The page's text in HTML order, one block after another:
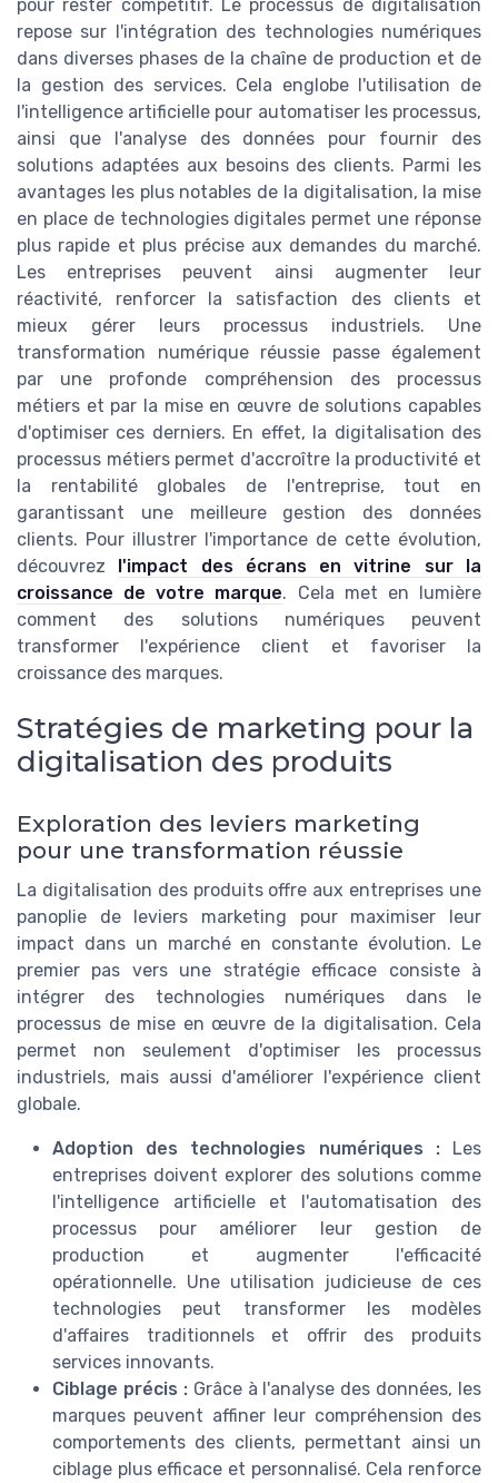
pour rester compétitif. Le processus de digitalisation
repose sur l'intégration des technologies numériques
dans diverses phases de la chaîne de production et de
la gestion des services. Cela englobe l'utilisation de
l'intelligence artificielle pour automatiser les processus,
ainsi que l'analyse des données pour fournir des
solutions adaptées aux besoins des clients. Parmi les
avantages les plus notables de la digitalisation, la mise
en place de technologies digitales permet une réponse
plus rapide et plus précise aux demandes du marché.
Les entreprises peuvent ainsi augmenter leur
réactivité, renforcer la satisfaction des clients et
mieux gérer leurs processus industriels. Une
transformation numérique réussie passe également
par une profonde compréhension des processus
métiers et par la mise en œuvre de solutions capables
d'optimiser ces derniers. En effet, la digitalisation des
processus métiers permet d'accroître la productivité et
la rentabilité globales de l'entreprise, tout en
garantissant une meilleure gestion des données
clients. Pour illustrer l'importance de cette évolution,
découvrez l'impact des écrans en vitrine sur la
croissance de votre marque. Cela met en lumière
comment des solutions numériques peuvent
transformer l'expérience client et favoriser la
croissance des marques.
Stratégies de marketing pour la
digitalisation des produits
Exploration des leviers marketing
pour une transformation réussie
La digitalisation des produits offre aux entreprises une
panoplie de leviers marketing pour maximiser leur
impact dans un marché en constante évolution. Le
premier pas vers une stratégie efficace consiste à
intégrer des technologies numériques dans le
processus de mise en œuvre de la digitalisation. Cela
permet non seulement d'optimiser les processus
industriels, mais aussi d'améliorer l'expérience client
globale.
Adoption des technologies numériques :Les
entreprises doivent explorer des solutions comme
l'intelligence artificielle et l'automatisation des
processus pour améliorer leur gestion de
production et augmenter l'efficacité
opérationnelle. Une utilisation judicieuse de ces
technologies peut transformer les modèles
d'affaires traditionnels et offrir des produits
services innovants.
Ciblage précis :Grâce à l'analyse des données, les
marques peuvent affiner leur compréhension des
comportements des clients, permettant ainsi un
ciblage plus efficace et personnalisé. Cela renforce